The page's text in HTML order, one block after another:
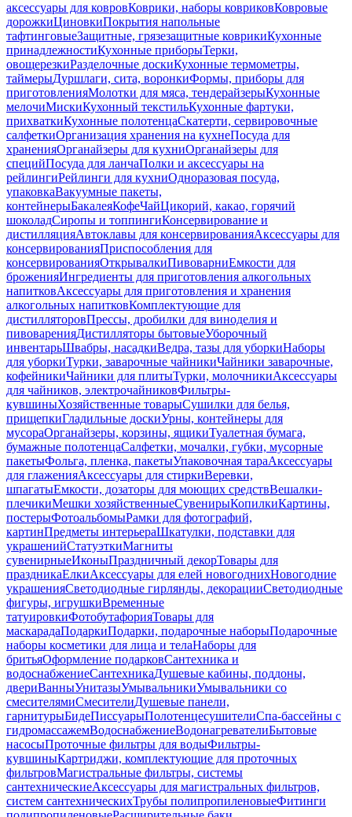
аксессуары для ковровКоврики, наборы ковриковКовровые
дорожкиЦиновкиПокрытия напольные
тафтинговыеЗащитные, грязезащитные коврикиКухонные
принадлежностиКухонные приборыТерки,
овощерезкиРазделочные доскиКухонные термометры,
таймерыДуршлаги, сита, воронкиФормы, приборы для
приготовленияМолотки для мяса, тендерайзерыКухонные
мелочиМискиКухонный текстильКухонные фартуки,
прихваткиКухонные полотенцаСкатерти, сервировочные
салфеткиОрганизация хранения на кухнеПосуда для
храненияОрганайзеры для кухниОрганайзеры для
специйПосуда для ланчаПолки и аксессуары на
рейлингиРейлинги для кухниОдноразовая посуда,
упаковкаВакуумные пакеты,
контейнерыБакалеяКофеЧайЦикорий, какао, горячий
шоколадСиропы и топпингиКонсервирование и
дистилляцияАвтоклавы для консервированияАксессуары для
консервированияПриспособления для
консервированияОткрывалкиПивоварниЕмкости для
броженияИнгредиенты для приготовления алкогольных
напитковАксессуары для приготовления и хранения
алкогольных напитковКомплектующие для
дистилляторовПрессы, дробилки для виноделия и
пивоваренияДистилляторы бытовыеУборочный
инвентарьШвабры, насадкиВедра, тазы для уборкиНаборы
для уборкиТурки, заварочные чайникиЧайники заварочные,
кофейникиЧайники для плитыТурки, молочникиАксессуары
для чайников, электрочайниковФильтры-
кувшиныХозяйственные товарыСушилки для белья,
прищепкиГладильные доскиУрны, контейнеры для
мусораОрганайзеры, корзины, ящикиТуалетная бумага,
бумажные полотенцаСалфетки, мочалки, губки, мусорные
пакетыФольга, пленка, пакетыУпаковочная тараАксессуары
для глаженияАксессуары для стиркиВеревки,
шпагатыЕмкости, дозаторы для моющих средствВешалки-
плечикиМешки хозяйственныеСувенирыКопилкиКартины,
постерыФотоальбомыРамки для фотографий,
картинПредметы интерьераШкатулки, подставки для
украшенийСтатуэткиМагниты
сувенирныеИконыПраздничный декорТовары для
праздникаЕлкиАксессуары для елей новогоднихНовогодние
украшенияСветодиодные гирлянды, декорацииСветодиодные
фигуры, игрушкиВременные
татуировкиФотобутафорияТовары для
маскарадаПодаркиПодарки, подарочные наборыПодарочные
наборы косметики для лица и телаНаборы для
бритьяОформление подарковСантехника и
водоснабжениеСантехникаДушевые кабины, поддоны,
двериВанныУнитазыУмывальникиУмывальники со
смесителямиСмесителиДушевые панели,
гарнитурыБидеПиссуарыПолотенцесушителиСпа-бассейны с
гидромассажемВодоснабжениеВодонагревателиБытовые
насосыПроточные фильтры для водыФильтры-
кувшиныКартриджи, комплектующие для проточных
фильтровМагистральные фильтры, системы
сантехническиеАксессуары для магистральных фильтров,
систем сантехническихТрубы полипропиленовыеФитинги